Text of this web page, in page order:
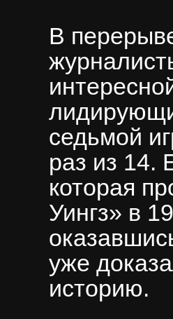
В
седьмой
раз из 14.
которая
Уингз» в
уже
историю.